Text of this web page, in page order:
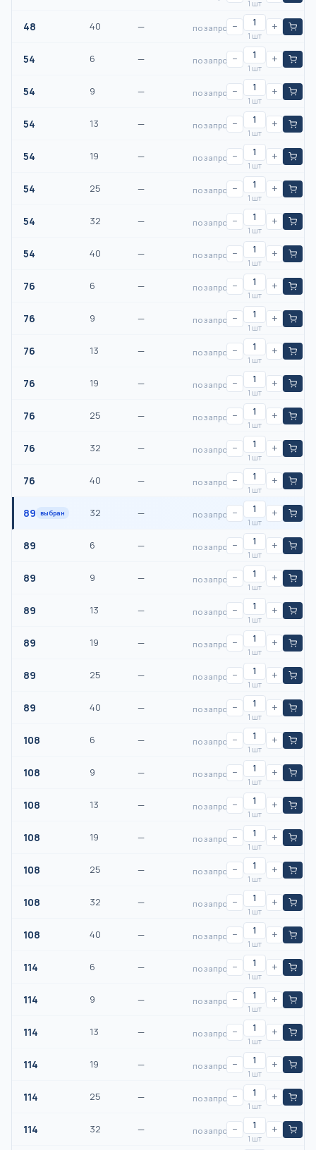
1 шт
48 40 — по запросу−
1 шт
+
54 6 — по запросу−
1 шт
+
54 9 — по запросу−
1 шт
+
54 13 — по запросу−
1 шт
+
54 19 — по запросу−
1 шт
+
54 25 — по запросу−
1 шт
+
54 32 — по запросу−
1 шт
+
54 40 — по запросу−
1 шт
+
76 6 — по запросу−
1 шт
+
76 9 — по запросу−
1 шт
+
76 13 — по запросу−
1 шт
+
76 19 — по запросу−
1 шт
+
76 25 — по запросу−
1 шт
+
76 32 — по запросу−
1 шт
+
76 40 — по запросу−
1 шт
+
89 выбран 32 — по запросу−
1 шт
+
89 6 — по запросу−
1 шт
+
89 9 — по запросу−
1 шт
+
89 13 — по запросу−
1 шт
+
89 19 — по запросу−
1 шт
+
89 25 — по запросу−
1 шт
+
89 40 — по запросу−
1 шт
+
108 6 — по запросу−
1 шт
+
108 9 — по запросу−
1 шт
+
108 13 — по запросу−
1 шт
+
108 19 — по запросу−
1 шт
+
108 25 — по запросу−
1 шт
+
108 32 — по запросу−
1 шт
+
108 40 — по запросу−
1 шт
+
114 6 — по запросу−
1 шт
+
114 9 — по запросу−
1 шт
+
114 13 — по запросу−
1 шт
+
114 19 — по запросу−
1 шт
+
114 25 — по запросу−
1 шт
+
114 32 — по запросу−
1 шт
+